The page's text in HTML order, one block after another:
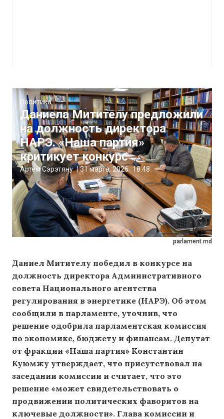
parlament.md
Политика
Даниела Митителу предложили
на должность директора
НАРЭ. «Наша партия»
критикует конкурс
Артём Сэрэтяну |31 марта, 2026 18:48
Даниел Митителу победил в конкурсе на
должность директора Административного
совета Национального агентства
регулирования в энергетике (НАРЭ). Об этом
сообщили в парламенте, уточнив, что
решение одобрила парламентская комиссия
по экономике, бюджету и финансам. Депутат
от фракции «Наша партия» Константин
Куюмжу утверждает, что присутствовал на
заседании комиссии и считает, что это
решение «может свидетельствовать о
продвижении политических фаворитов на
ключевые должности». Глава комиссии и